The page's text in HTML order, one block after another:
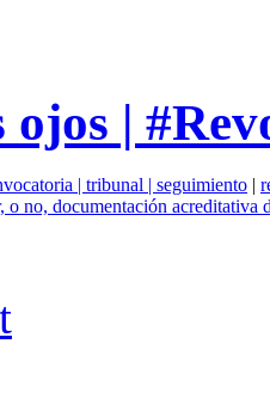
ojos |
| tribunal | seguimiento |
o no, documentación